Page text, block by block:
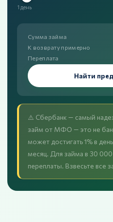
1 день
Сумма займа
К возврату примерно
Переплата
Найти
⚠️ Сбербанк — самый
займ от МФО — это не
может достигать 1% в
месяц. Для займа в 30
переплаты. Взвесьте все